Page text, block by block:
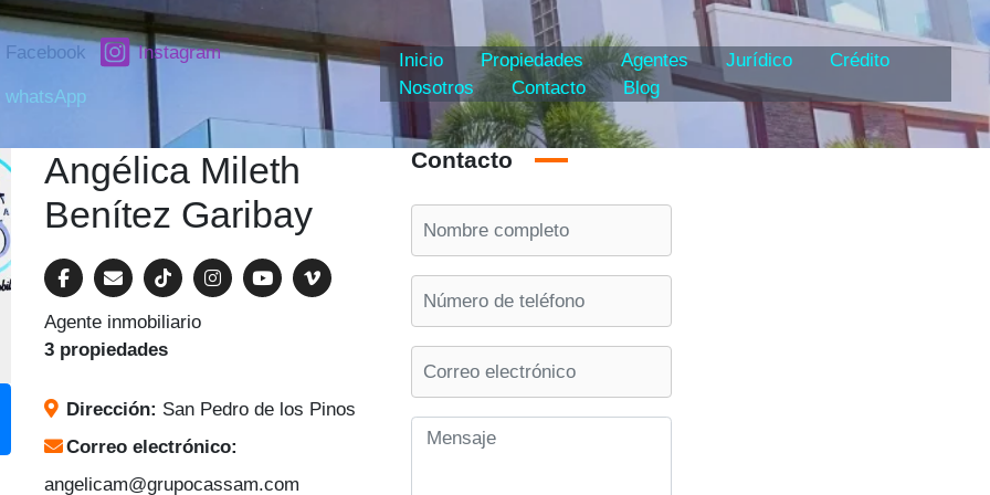
Facebook Instagram
whatsApp
Inicio Propiedades Agentes Jurídico
Crédito
Nosotros
Contacto Blog
Angélica Mileth
Benítez Garibay
Agente inmobiliario
3 propiedades
Dirección: San Pedro de los Pinos
Correo electrónico:
angelicam@grupocassam.com
Contacto